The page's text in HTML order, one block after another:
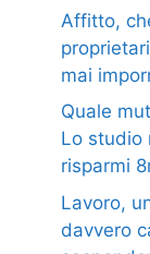
Affitto,
mai
Quale
Lo studio
risparmi
Lavoro,
davvero